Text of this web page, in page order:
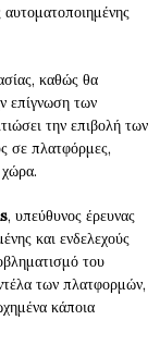
καθώς θα
επίγνωση των
την επιβολή των
σε πλατφόρμες,
, υπεύθυνος έρευνας
και ενδελεχούς
του
των πλατφορμών,
κάποια